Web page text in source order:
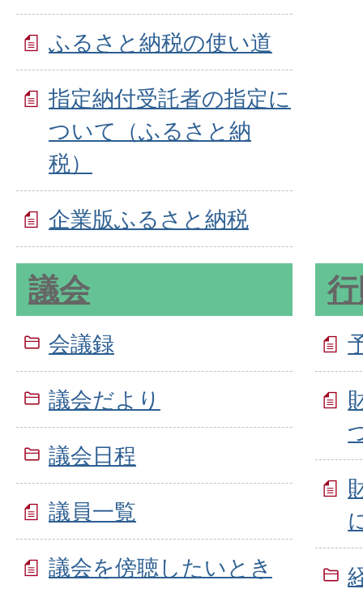
ふるさと納税の使い道
指定納付受託者の指定に
ついて（ふるさと納
税）
企業版ふるさと納税
議会
会議録
議会だより
議会日程
議員一覧
議会を傍聴したいとき